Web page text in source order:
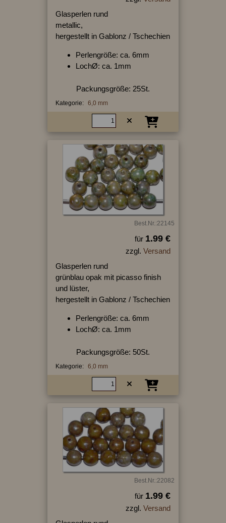
Glasperlen rund
metallic,
hergestellt in Gablonz / Tschechien
Perlengröße: ca. 6mm
LochØ: ca. 1mm
Packungsgröße: 25St.
Kategorie: 6,0 mm
Best.Nr.:22145
für 1.99 €
zzgl. Versand
Glasperlen rund
grünblau opak mit picasso finish
und lüster,
hergestellt in Gablonz / Tschechien
Perlengröße: ca. 6mm
LochØ: ca. 1mm
Packungsgröße: 50St.
Kategorie: 6,0 mm
Best.Nr.:22082
für 1.99 €
zzgl. Versand